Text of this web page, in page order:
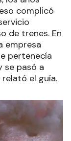
complicó
de trenes. En
empresa
pertenecía
se pasó a
relató el guía.